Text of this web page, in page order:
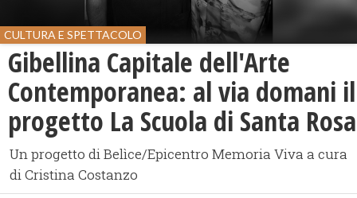
CULTURA E SPETTACOLO
Gibellina Capitale dell'Arte
Contemporanea: al via domani il
progetto La Scuola di Santa Rosa
Un progetto di Belìce/Epicentro Memoria Viva a cura
di Cristina Costanzo